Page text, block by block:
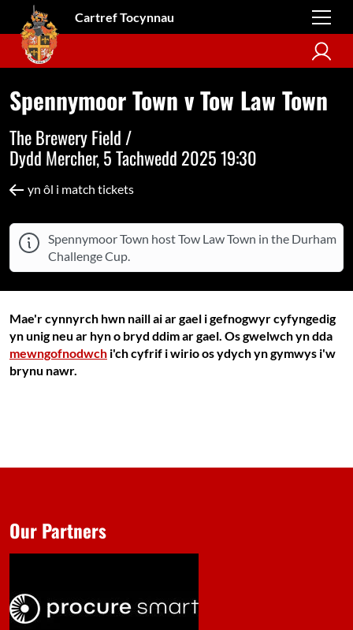
Cartref Tocynnau
Spennymoor Town v Tow Law Town
The Brewery Field /
Dydd Mercher, 5 Tachwedd 2025 19:30
yn ôl i match tickets
Spennymoor Town host Tow Law Town in the Durham
Challenge Cup.
Mae'r cynnyrch hwn naill ai ar gael i gefnogwyr cyfyngedig
yn unig neu ar hyn o bryd ddim ar gael. Os gwelwch yn dda
mewngofnodwch i'ch cyfrif i wirio os ydych yn gymwys i'w
brynu nawr.
Our Partners